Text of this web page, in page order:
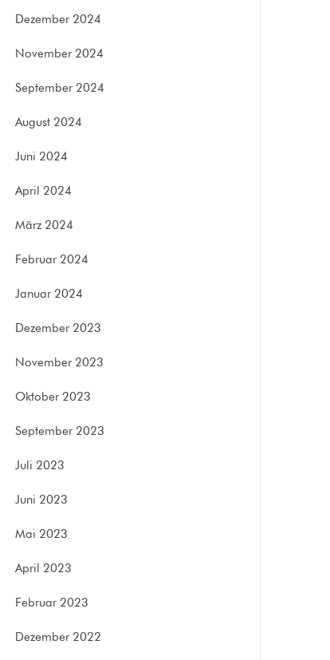
Dezember 2024
November 2024
September 2024
August 2024
Juni 2024
April 2024
März 2024
Februar 2024
Januar 2024
Dezember 2023
November 2023
Oktober 2023
September 2023
Juli 2023
Juni 2023
Mai 2023
April 2023
Februar 2023
Dezember 2022